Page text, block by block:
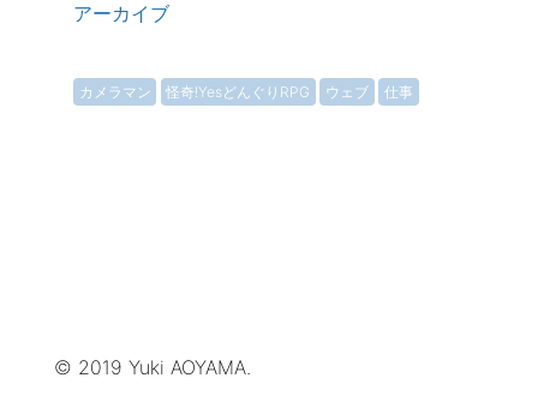
アーカイブ
カメラマン 怪奇!YesどんぐりRPG ウェブ 仕事
© 2019 Yuki AOYAMA.